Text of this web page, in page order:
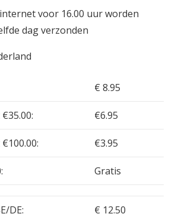
voor 16.00 uur worden
dag verzonden
€ 8.95
€6.95
€3.95
Gratis
DE: € 12.50